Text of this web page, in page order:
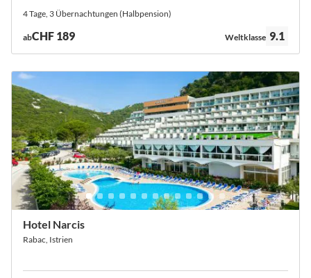
4 Tage, 3 Übernachtungen (Halbpension)
abCHF 189 Bewertung:
Weltklasse 9.1
Hotel Narcis
Rabac, Istrien